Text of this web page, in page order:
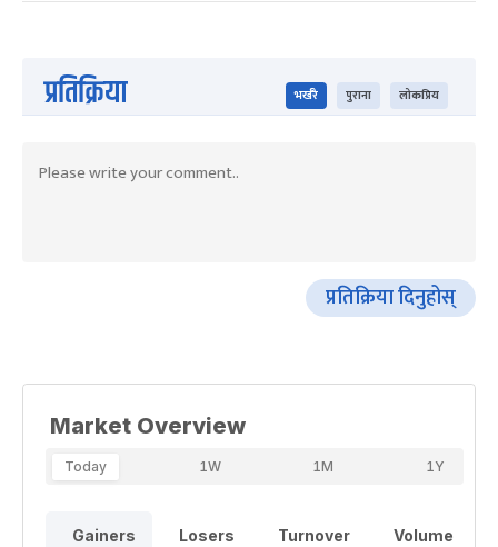
प्रतिक्रिया भर्खरै पुराना लोकप्रिय
प्रतिक्रिया दिनुहोस्